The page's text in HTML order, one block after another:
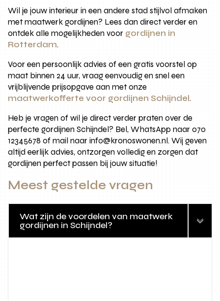
Wil je jouw interieur in een andere stad stijlvol afmaken
met maatwerk gordijnen? Lees dan direct verder en
ontdek alle mogelijkheden voor gordijnen in
Rotterdam.
Voor een persoonlijk advies of een gratis voorstel op
maat binnen 24 uur, vraag eenvoudig en snel een
vrijblijvende prijsopgave aan met onze
maatwerkofferte voor gordijnen Schijndel.
Heb je vragen of wil je direct verder praten over de
perfecte gordijnen Schijndel? Bel, WhatsApp naar 070
12345678 of mail naar info@kronoswonen.nl. Wij geven
altijd eerlijk advies, ontzorgen volledig en zorgen dat
gordijnen perfect passen bij jouw situatie!
Meest gestelde vragen
Wat zijn de voordelen van maatwerk
gordijnen in Schijndel?